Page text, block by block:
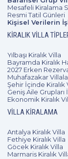
Mesafeli Kiralama
Resmi Tatil Günleri
Kişisel Verilerin
KIRALIK VILLA
Yılbaşı Kiralık Villa
Bayramda Kiralık
2027 Erken
Muhafazakar
Şehir İçinde Kiralık
Geniş Aile Grupları
Ekonomik Kiralık
VILLA KIRALAMA
Antalya Kiralık Villa
Fethiye Kiralık Villa
Göcek Kiralık Villa
Marmaris Kiralık